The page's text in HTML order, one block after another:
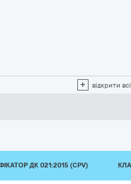
+ відкрити всі
ДК 021:2015 (CPV)